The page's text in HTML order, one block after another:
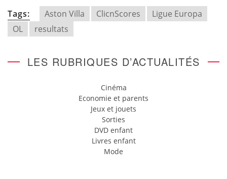
Tags: Aston Villa ClicnScores
Ligue Europa
OL
resultats
LES RUBRIQUES D’ACTUALITÉS
Cinéma
Economie et parents
Jeux et jouets
Sorties
DVD enfant
Livres enfant
Mode